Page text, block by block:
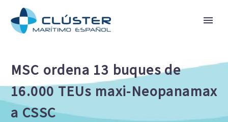
MSC ordena 13 buques de
16.000 TEUs maxi-Neopanamax
a CSSC